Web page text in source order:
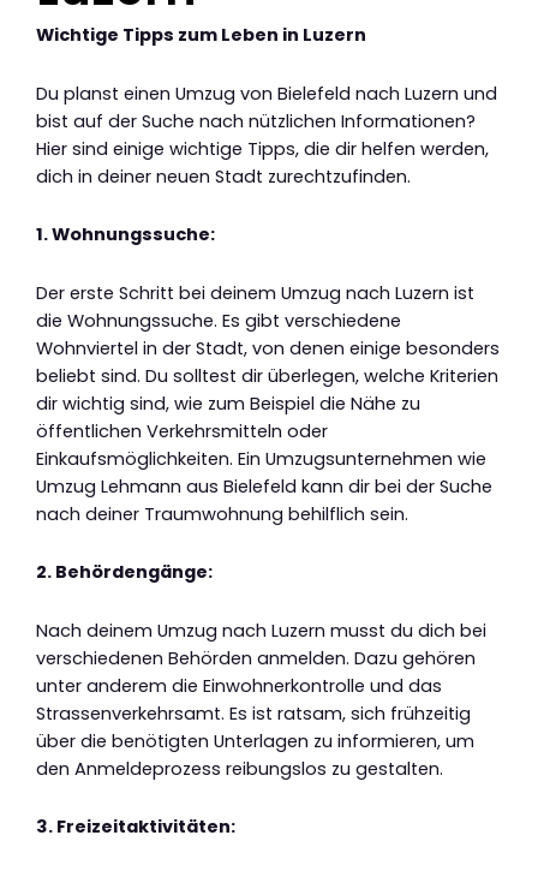
Wichtige Tipps zum Leben in Luzern
Du planst einen Umzug von Bielefeld nach Luzern und
bist auf der Suche nach nützlichen Informationen?
Hier sind einige wichtige Tipps, die dir helfen werden,
dich in deiner neuen Stadt zurechtzufinden.
1. Wohnungssuche:
Der erste Schritt bei deinem Umzug nach Luzern ist
die Wohnungssuche. Es gibt verschiedene
Wohnviertel in der Stadt, von denen einige besonders
beliebt sind. Du solltest dir überlegen, welche Kriterien
dir wichtig sind, wie zum Beispiel die Nähe zu
öffentlichen Verkehrsmitteln oder
Einkaufsmöglichkeiten. Ein Umzugsunternehmen wie
Umzug Lehmann aus Bielefeld kann dir bei der Suche
nach deiner Traumwohnung behilflich sein.
2. Behördengänge:
Nach deinem Umzug nach Luzern musst du dich bei
verschiedenen Behörden anmelden. Dazu gehören
unter anderem die Einwohnerkontrolle und das
Strassenverkehrsamt. Es ist ratsam, sich frühzeitig
über die benötigten Unterlagen zu informieren, um
den Anmeldeprozess reibungslos zu gestalten.
3. Freizeitaktivitäten: